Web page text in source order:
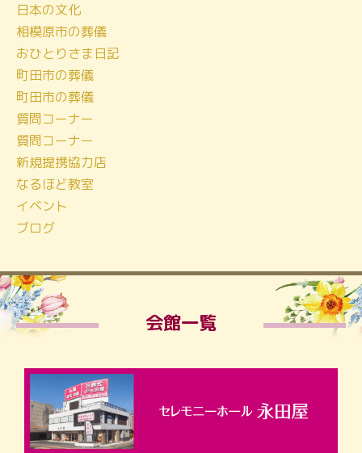
日本の文化
相模原市の葬儀
おひとりさま日記
町田市の葬儀
町田市の葬儀
質問コーナー
質問コーナー
新規提携協力店
なるほど教室
イベント
ブログ
会館一覧